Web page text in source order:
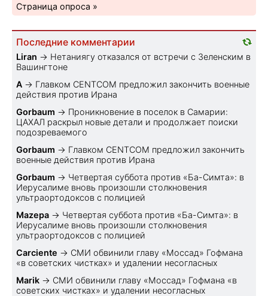
Страница опроса »
Последние комментарии
Liran → Нетаниягу отказался от встречи с Зеленским в
Вашингтоне
A → Главком CENTCOM предложил закончить военные
действия против Ирана
Gorbaum → Проникновение в поселок в Самарии:
ЦАХАЛ раскрыл новые детали и продолжает поиски
подозреваемого
Gorbaum → Главком CENTCOM предложил закончить
военные действия против Ирана
Gorbaum → Четвертая суббота против «Ба-Симта»: в
Иерусалиме вновь произошли столкновения
ультраортодоксов с полицией
Mazepa → Четвертая суббота против «Ба-Симта»: в
Иерусалиме вновь произошли столкновения
ультраортодоксов с полицией
Carciente → СМИ обвинили главу «Моссад» Гофмана
«в советских чистках» и удалении несогласных
Marik → СМИ обвинили главу «Моссад» Гофмана «в
советских чистках» и удалении несогласных